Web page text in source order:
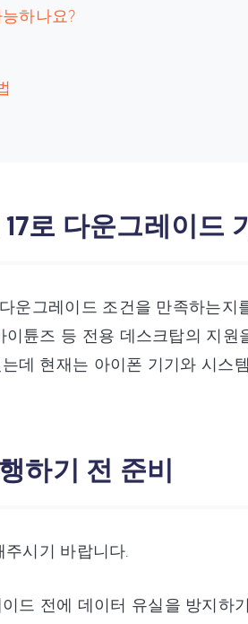
하나요?
로 다운그레이드
운그레이드 조건을 만족하는지
튠즈 등 전용 데스크탑의 지원
데 현재는 아이폰 기기와 시스
하기 전 준비
시기 바랍니다.
드 전에 데이터 유실을 방지하